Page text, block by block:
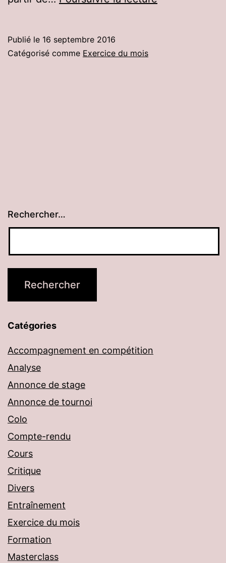
Publié le 16 septembre 2016
Catégorisé comme Exercice du mois
Rechercher…
Catégories
Accompagnement en compétition
Analyse
Annonce de stage
Annonce de tournoi
Colo
Compte-rendu
Cours
Critique
Divers
Entraînement
Exercice du mois
Formation
Masterclass